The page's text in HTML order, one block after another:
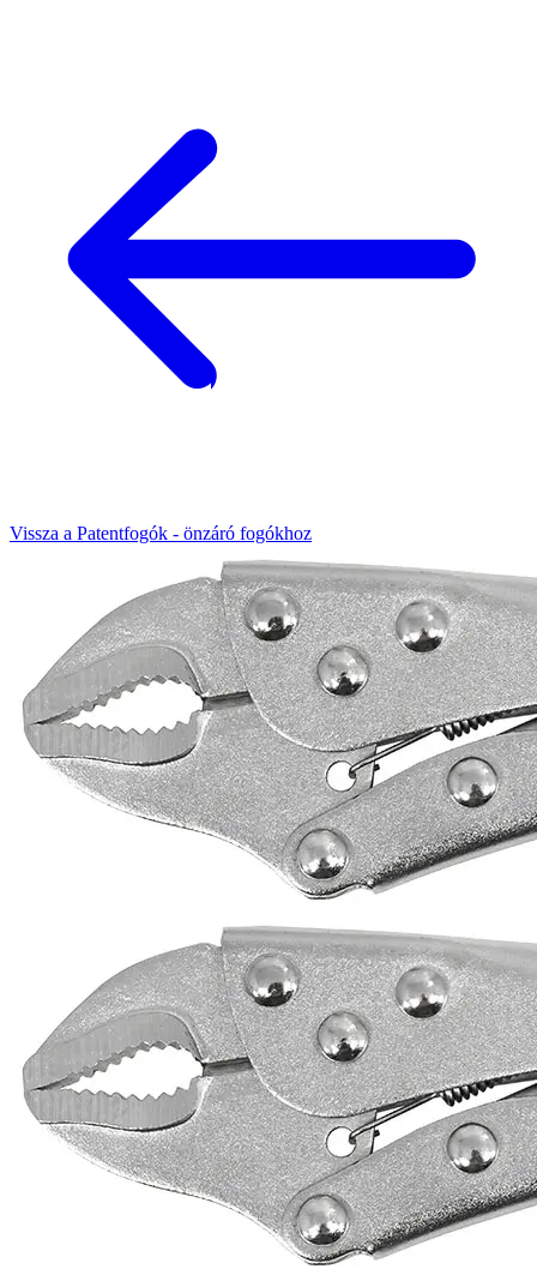
Vissza a Patentfogók - önzáró fogókhoz